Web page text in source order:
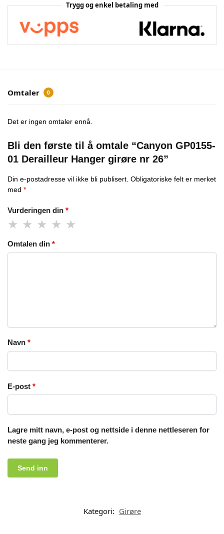
Trygg og enkel betaling med
Omtaler 0
Det er ingen omtaler ennå.
Bli den første til å omtale “Canyon GP0155-
01 Derailleur Hanger girøre nr 26”
Din e-postadresse vil ikke bli publisert. Obligatoriske felt er merket
med *
Vurderingen din *
Omtalen din *
Navn *
E-post *
Lagre mitt navn, e-post og nettside i denne nettleseren for
neste gang jeg kommenterer.
Kategori: Girøre